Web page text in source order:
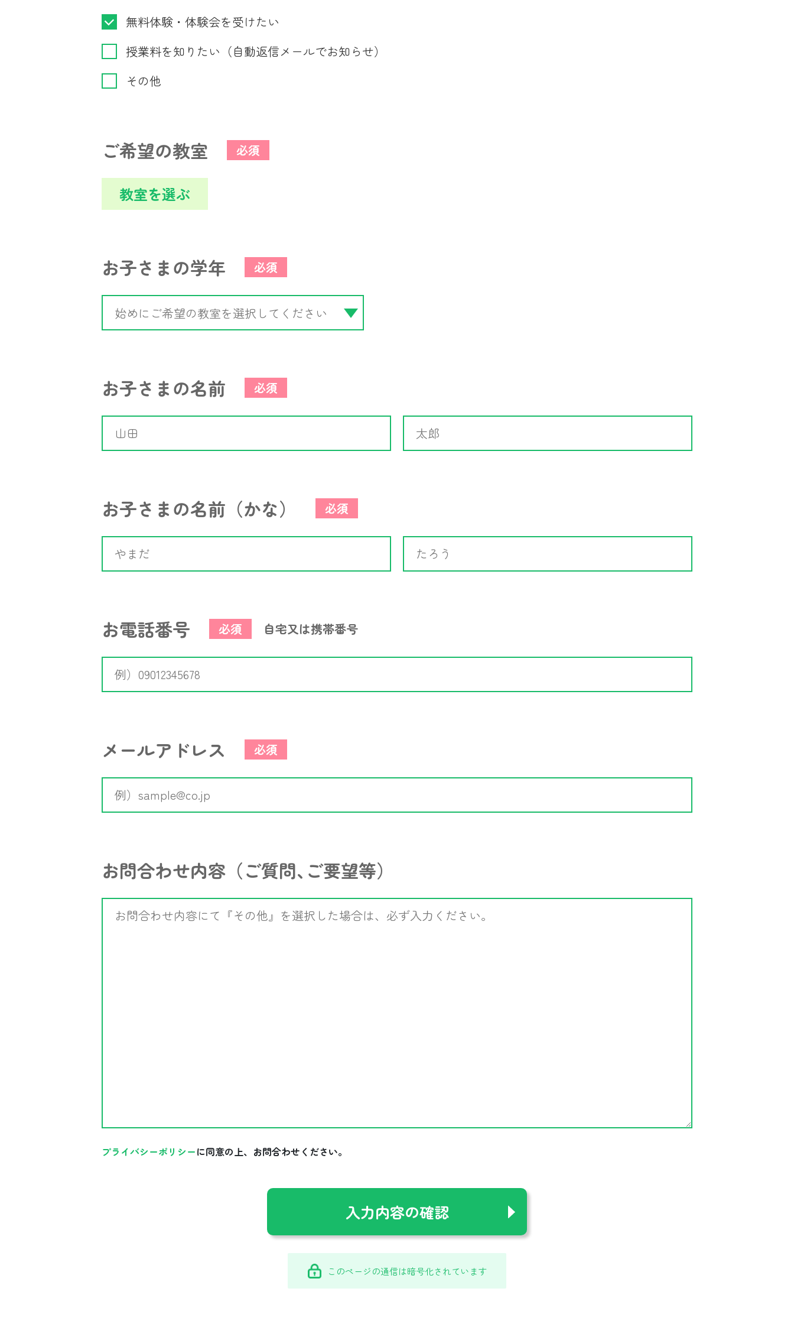
無料体験・体験会を受けたい
授業料を知りたい（自動返信メールでお知らせ）
その他
ご希望の教室 必須
教室を選ぶ
お子さまの学年 必須
お子さまの名前 必須
お子さまの名前（かな） 必須
お電話番号 必須 自宅又は携帯番号
メールアドレス 必須
お問合わせ内容 （ご質問､ご要望等）
プライバシーポリシーに同意の上、お問合わせください。
このページの通信は暗号化されています